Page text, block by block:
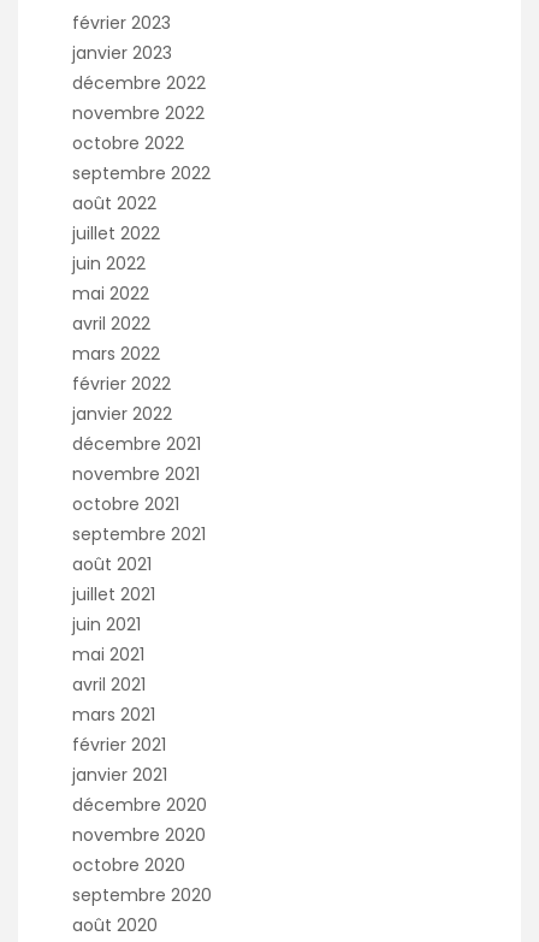
février 2023
janvier 2023
décembre 2022
novembre 2022
octobre 2022
septembre 2022
août 2022
juillet 2022
juin 2022
mai 2022
avril 2022
mars 2022
février 2022
janvier 2022
décembre 2021
novembre 2021
octobre 2021
septembre 2021
août 2021
juillet 2021
juin 2021
mai 2021
avril 2021
mars 2021
février 2021
janvier 2021
décembre 2020
novembre 2020
octobre 2020
septembre 2020
août 2020